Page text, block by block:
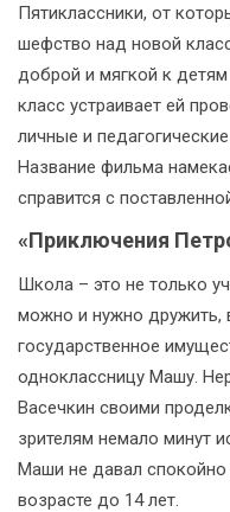
Пятиклассники, от
шефство над новой
доброй и мягкой к
класс устраивает ей
личные и
Название фильма
справится с
«Приключения
Школа – это не только
можно и нужно дружить,
государственное
одноклассницу Машу.
Васечкин своими
зрителям немало минут
Маши не давал
возрасте до 14 лет.